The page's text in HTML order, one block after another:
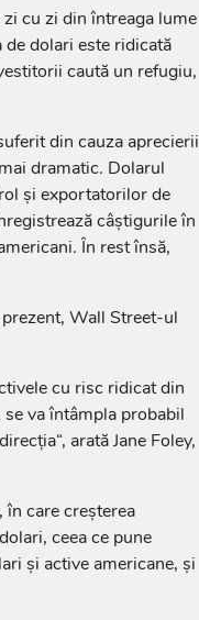
cu zi din întreaga lume
dolari este ridicată
caută un refugiu,
din cauza aprecierii
dramatic. Dolarul
şi exportatorilor de
câştigurile în
În rest însă,
Wall Street-ul
cu risc ridicat din
va întâmpla probabil
arată Jane Foley,
care creşterea
ceea ce pune
şi active americane, şi